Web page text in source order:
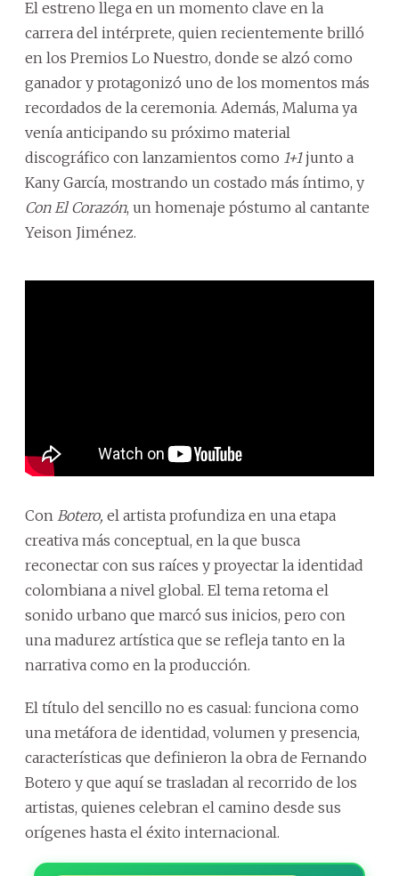
El estreno llega en un momento clave en la
carrera del intérprete, quien recientemente brilló
en los Premios Lo Nuestro, donde se alzó como
ganador y protagonizó uno de los momentos más
recordados de la ceremonia. Además, Maluma ya
venía anticipando su próximo material
discográfico con lanzamientos como 1+1junto a
Kany García, mostrando un costado más íntimo, y
Con El Corazón, un homenaje póstumo al cantante
Yeison Jiménez.
Con Botero, el artista profundiza en una etapa
creativa más conceptual, en la que busca
reconectar con sus raíces y proyectar la identidad
colombiana a nivel global. El tema retoma el
sonido urbano que marcó sus inicios, pero con
una madurez artística que se refleja tanto en la
narrativa como en la producción.
El título del sencillo no es casual: funciona como
una metáfora de identidad, volumen y presencia,
características que definieron la obra de Fernando
Botero y que aquí se trasladan al recorrido de los
artistas, quienes celebran el camino desde sus
orígenes hasta el éxito internacional.